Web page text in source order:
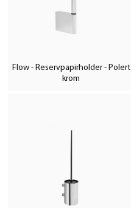
Flow - Reservpapirholder - Polert
krom